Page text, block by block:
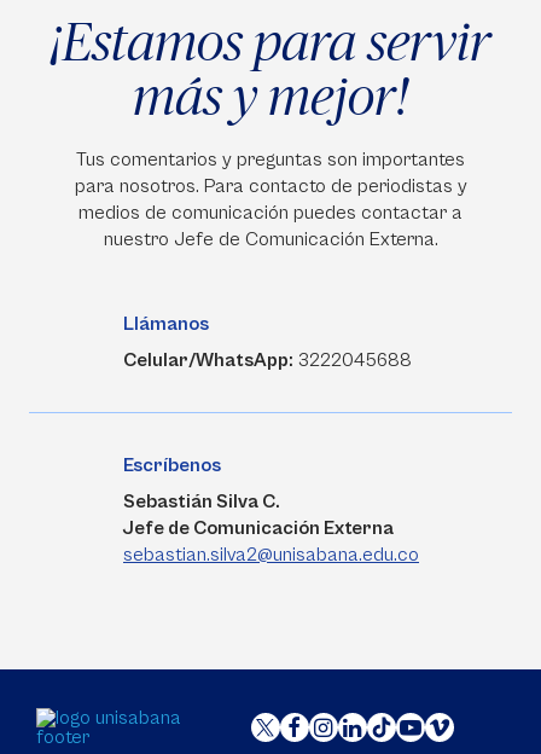
¡Estamos para servir
más y mejor!
Tus comentarios y preguntas son importantes
para nosotros. Para contacto de periodistas y
medios de comunicación puedes contactar a
nuestro Jefe de Comunicación Externa.
Llámanos
Celular/WhatsApp: 3222045688
Escríbenos
Sebastián Silva C.
Jefe de Comunicación Externa
sebastian.silva2@unisabana.edu.co